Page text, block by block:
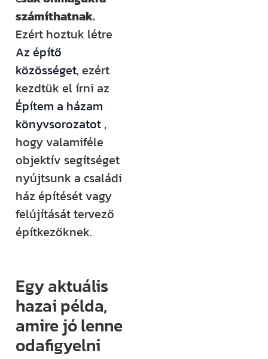
számíthatnak.
Ezért hoztuk létre
Az építő
közösséget, ezért
kezdtük el írni az
Építem a házam
könyvsorozatot ,
hogy valamiféle
objektív segítséget
nyújtsunk a családi
ház építését vagy
felújítását tervező
építkezőknek.
Egy aktuális
hazai példa,
amire jó lenne
odafigyelni